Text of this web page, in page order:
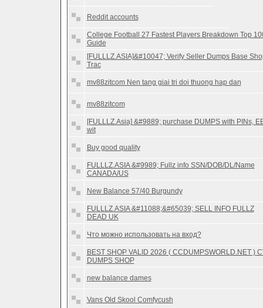
Reddit accounts
College Football 27 Fastest Players Breakdown Top
Guide
[FULLLZ.ASIA]&#10047; Verify Seller Dumps Base
Trac
mv88zitcom Nen tang giai tri doi thuong hap dan
mv88zitcom
[FULLLZ.Asia] &#9889; purchase DUMPS with PINs,
wit
Buy good quality
FULLLZ.ASIA &#9989; Fullz info SSN/DOB/DL/Name
CANADA/US
New Balance 57/40 Burgundy
FULLLZ.ASIA &#11088;&#65039; SELL INFO FULLZ
DEAD UK
Что можно использовать на вход?
BEST SHOP VALID 2026 ( CCDUMPSWORLD.NET )
DUMPS SHOP
new balance dames
Vans Old Skool Comfycush